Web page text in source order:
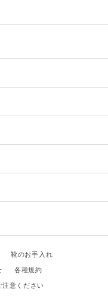
靴のお手入れ
各種規約
意ください